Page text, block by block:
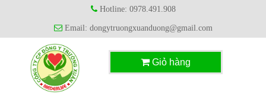
Hotline: 0978.491.908
Email: dongytruongxuanduong@gmail.com
Giỏ hàng